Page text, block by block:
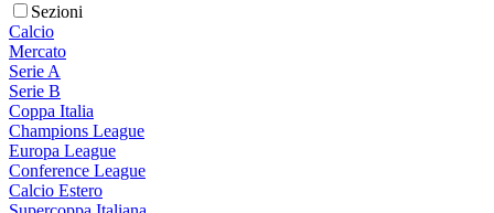
Sezioni
Calcio
Mercato
Serie A
Serie B
Coppa Italia
Champions League
Europa League
Conference League
Calcio Estero